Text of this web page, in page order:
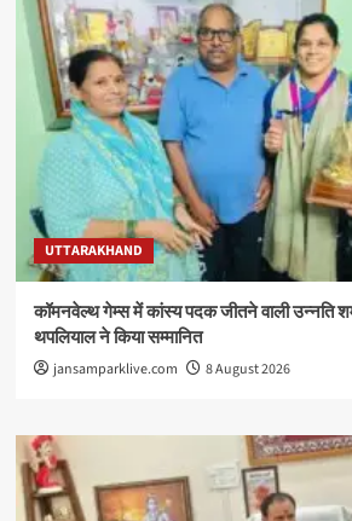
UTTARAKHAND
कॉमनवेल्थ गेम्स में कांस्य पदक जीतने वाली उन्नति
थपलियाल ने किया सम्मानित
jansamparklive.com 8 August 2026